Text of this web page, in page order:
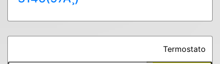
Termostato